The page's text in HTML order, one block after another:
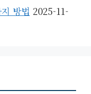
방법 2025-11-